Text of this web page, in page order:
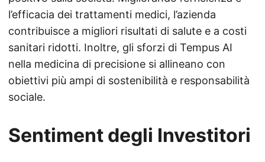
l’efficacia dei trattamenti medici, l’azienda
contribuisce a migliori risultati di salute e a costi
sanitari ridotti. Inoltre, gli sforzi di Tempus AI
nella medicina di precisione si allineano con
obiettivi più ampi di sostenibilità e responsabilità
sociale.
Sentiment degli Investitori